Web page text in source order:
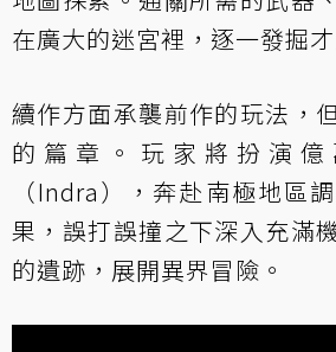
在廣大的迷宮裡，逐一發掘
續作方面承襲前作的玩法，
的篇章。玩家將扮演
（Indra），奔赴南極地區
果，誤打誤撞之下深入充滿
的遺跡，展開異界冒險。